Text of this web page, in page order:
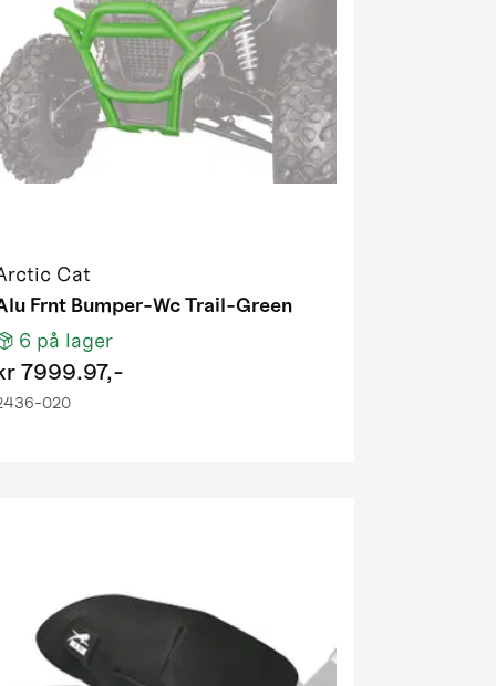
Cat
Frnt Bumper-Wc Trail-Green
6 på lager
7999.97,-
020